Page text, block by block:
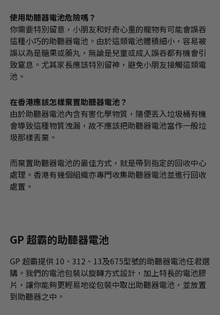
使用助聽器電池危險嗎？
你需要特別留意，小朋友和好奇心重的寵物有可能會誤吞
這種小巧的助聽器電池。由於這類電池體積細小，容易被
誤以為是糖果或藥丸，無論是兒童或成人誤吞都有機會引
致窒息。尤其家長應該特別留神，避免小朋友接觸這類電
池。
在香港應該怎樣棄置助聽器電池？
由於助聽器電池內含有害化學物質，隨便丟入垃圾桶有機
會導致這種物質洩漏，故不應該把助聽器電池當作一般垃
圾那樣丟棄。
而棄置助聽器電池的最佳方式，就是帶到指定的回收中心
處理。香港有幾個組織亦專門收集助聽器電池並進行回收
處置。
GP 超霸的助聽器電池
GP 超霸提供 10、312、13及675型號的助聽器電池任君選
購。我們的電池包裝以旋轉方式設計，加上特長的電池膠
片，讓你能夠更輕易地從包裝中取出助聽器電池，並放置
到助聽器之中。